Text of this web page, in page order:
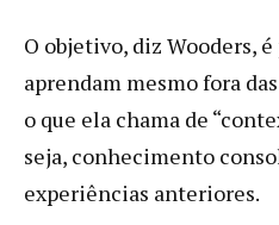
O objetivo, diz Wooders,
aprendam mesmo fora
o que ela chama de
seja, conhecimento
experiências anteriores.